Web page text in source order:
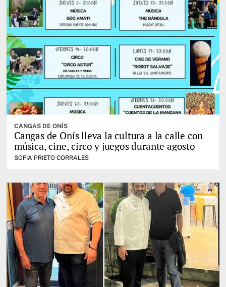
CANGAS DE ONÍS
Cangas de Onís lleva la cultura a la calle con
música, cine, circo y juegos durante agosto
SOFIA PRIETO CORRALES